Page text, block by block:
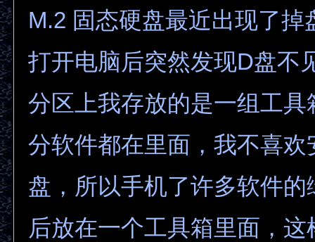
M.2 固态硬盘最近出现了掉
打开电脑后突然发现D盘不
分区上我存放的是一组工具
分软件都在里面，我不喜欢
盘，所以手机了许多软件的
后放在一个工具箱里面，